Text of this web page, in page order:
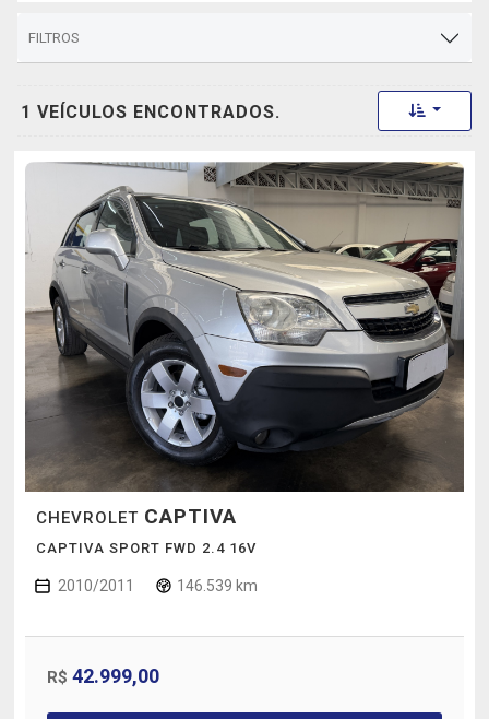
FILTROS
1 VEÍCULOS ENCONTRADOS. Toggle
CHEVROLET CAPTIVA
CAPTIVA SPORT FWD 2.4 16V
2010/2011 146.539 km
R$ 42.999,00